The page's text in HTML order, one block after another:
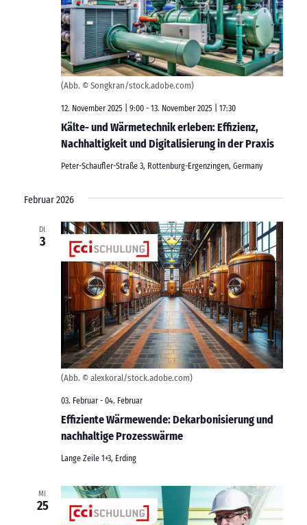
(Abb. © Songkran/stock.adobe.com)
Kälte- und Wärmetechnik erleben: Effizienz,
Nachhaltigkeit und Digitalisierung in der Praxis
12. November 2025 | 9:00 - 13. November 2025 | 17:30
Peter-Schaufler-Straße 3, Rottenburg-Ergenzingen, Germany
Februar 2026
DI.
3
(Abb. © alexkoral/stock.adobe.com)
Effiziente Wärmewende: Dekarbonisierung und
nachhaltige Prozesswärme
03. Februar - 04. Februar
Lange Zeile 1+3, Erding
MI.
25